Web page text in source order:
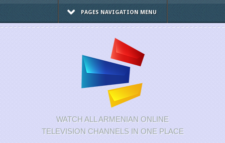
PAGES NAVIGATION MENU
WATCH ALL ARMENIAN ONLINE
TELEVISION CHANNELS IN ONE PLACE